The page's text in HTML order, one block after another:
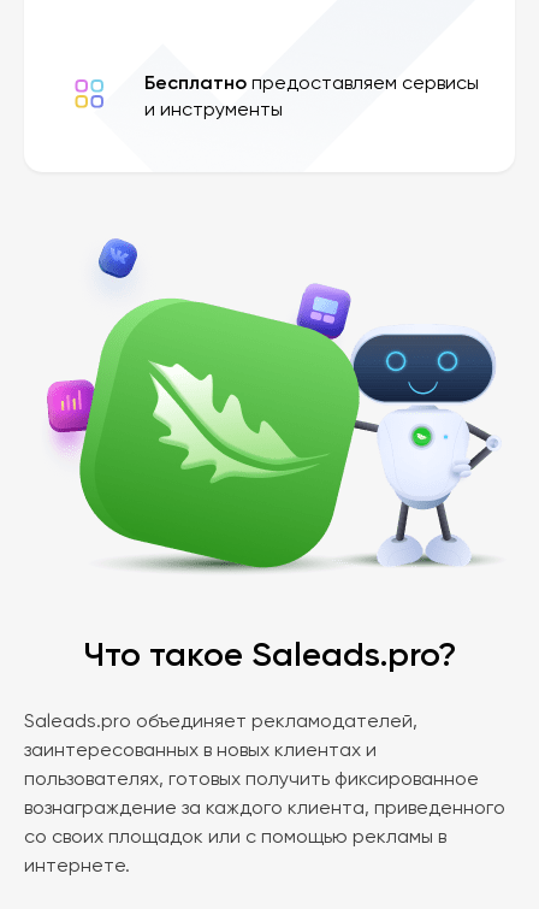
Бесплатно предоставляем сервисы
и инструменты
Что такое Saleads.pro?
Saleads.pro объединяет рекламодателей,
заинтересованных в новых клиентах и
пользователях, готовых получить фиксированное
вознаграждение за каждого клиента, приведенного
со своих площадок или с помощью рекламы в
интернете.